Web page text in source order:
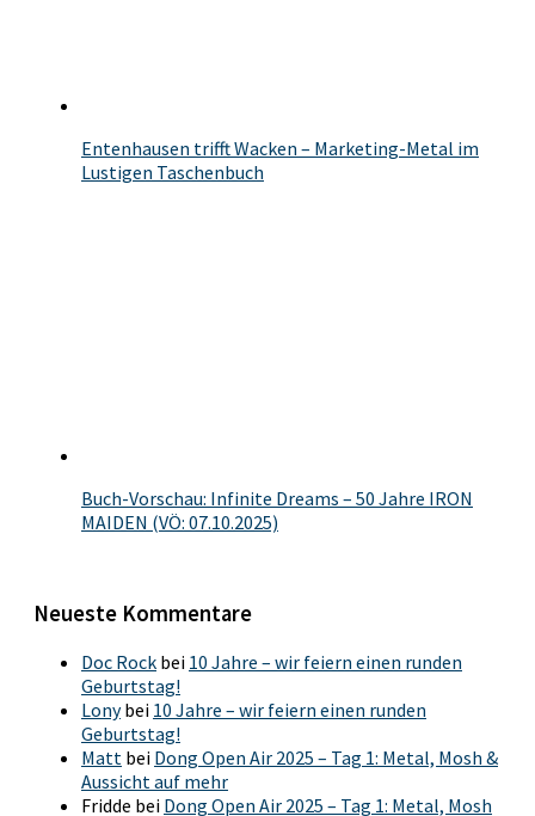
Entenhausen trifft Wacken – Marketing-Metal im
Lustigen Taschenbuch
Buch-Vorschau: Infinite Dreams – 50 Jahre IRON
MAIDEN (VÖ: 07.10.2025)
Neueste Kommentare
Doc Rock bei 10 Jahre – wir feiern einen runden
Geburtstag!
Lonybei 10 Jahre – wir feiern einen runden
Geburtstag!
Matt bei Dong Open Air 2025 – Tag 1: Metal, Mosh &
Aussicht auf mehr
Fridde bei Dong Open Air 2025 – Tag 1: Metal, Mosh